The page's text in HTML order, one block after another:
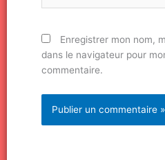
Enregistrer mon nom,
dans le navigateur pour
commentaire.